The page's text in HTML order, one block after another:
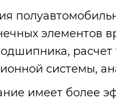
элементов
системы,
имеет более